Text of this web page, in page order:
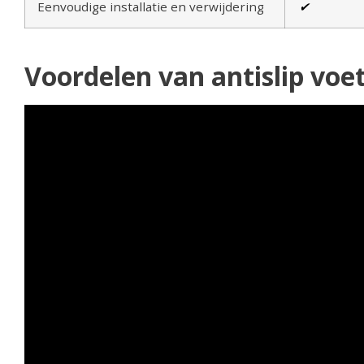
Eenvoudige installatie en verwijdering ✔
Voordelen van antislip